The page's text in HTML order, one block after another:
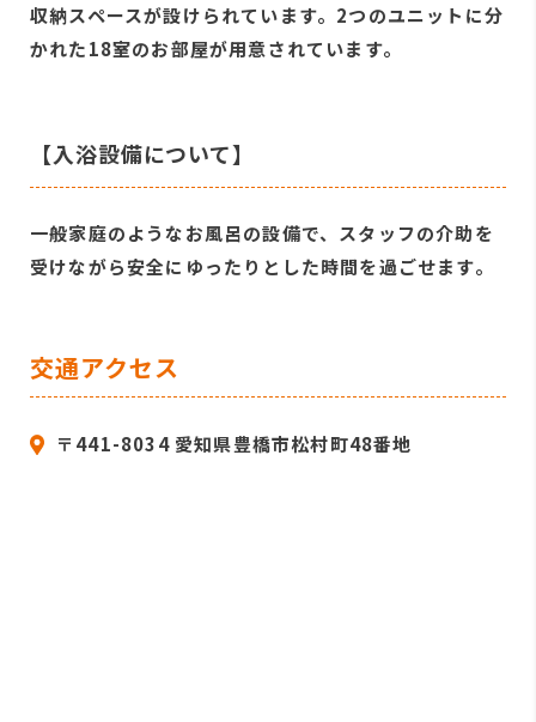
収納スペースが設けられています。2つのユニットに分
かれた18室のお部屋が用意されています。
【入浴設備について】
一般家庭のようなお風呂の設備で、スタッフの介助を
受けながら安全にゆったりとした時間を過ごせます。
交通アクセス
〒441-8034 愛知県豊橋市松村町48番地